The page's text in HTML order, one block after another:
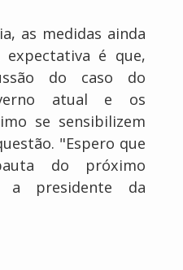
as medidas ainda
expectativa é que,
do caso do
atual e os
se sensibilizem
"Espero que
do próximo
a presidente da